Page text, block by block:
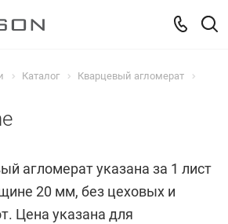
Каталог
Кварцевый агломерат
агломерат указана за 1 лист
20 мм, без цеховых и
Цена указана для